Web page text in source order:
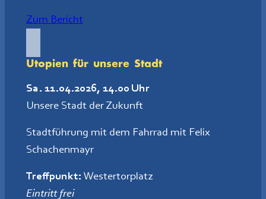
Zum Bericht
Utopien für unsere Stadt
Sa. 11.04.2026, 14.00 Uhr
Unsere Stadt der Zukunft
Stadtführung mit dem Fahrrad mit Felix
Schachenmayr
Treffpunkt: Westertorplatz
Eintritt frei